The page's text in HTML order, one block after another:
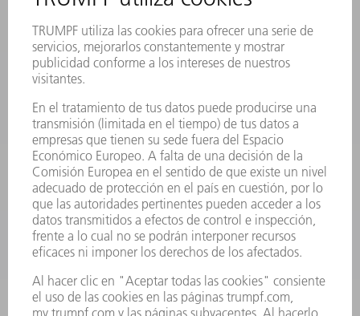
MYTRUMPF
FICHAS TÉCNICAS DE SEGURIDAD
PRODUCTOS
MÁQUINAS Y SISTEMAS
LÁSER
HERRAMIENTAS PORTÁTILES
FÁBRICA INTELIGENTE
SOFTWARE
SERVICIOS
APLICACIONES
SECTORES
EMPRESA
CARRERA PROFESIONAL
OFERTAS DE TRABAJO
PERFIL DE LA EMPRESA
INFORME ANUAL
PRINCIPIOS CORPORATIVOS
CUMPLIMIENTO